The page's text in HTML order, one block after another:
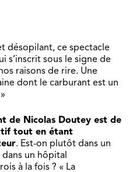
désopilant, ce spectacle
s’inscrit sous le signe de
raisons de rire. Une
dont le carburant est un
de Nicolas Doutey est de
tout en étant
. Est-on plutôt dans un
dans un hôpital
à la fois ? « La